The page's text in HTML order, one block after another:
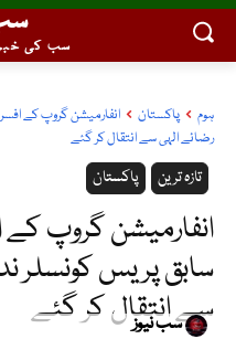
سب کی
ہوم پاکستان
انفارمیشن گروپ کے
رضائے الہی سے انتقال کر گئے
پاکستان تازہ ترین
انفارمیشن گروپ کے
سابق پریس کونسلر
سے انتقال کر گئے
سب نیوز